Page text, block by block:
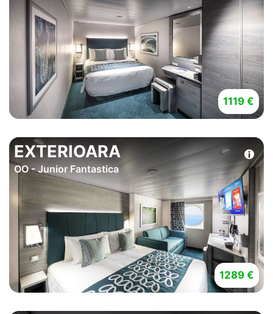
1119 €
EXTERIOARA
OO - Junior Fantastica
1289 €